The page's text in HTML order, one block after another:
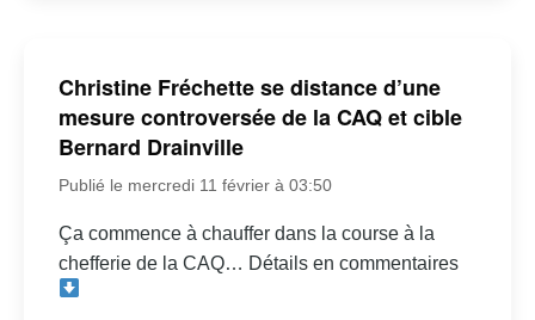
Christine Fréchette se distance d’une
mesure controversée de la CAQ et cible
Bernard Drainville
Publié le mercredi 11 février à 03:50
Ça commence à chauffer dans la course à la
chefferie de la CAQ… Détails en commentaires